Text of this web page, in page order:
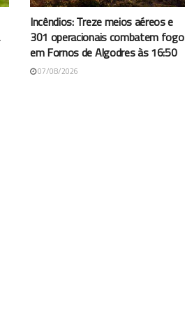
Incêndios: Treze meios aéreos e
301 operacionais combatem fogo
em Fornos de Algodres às 16:50
07/08/2026